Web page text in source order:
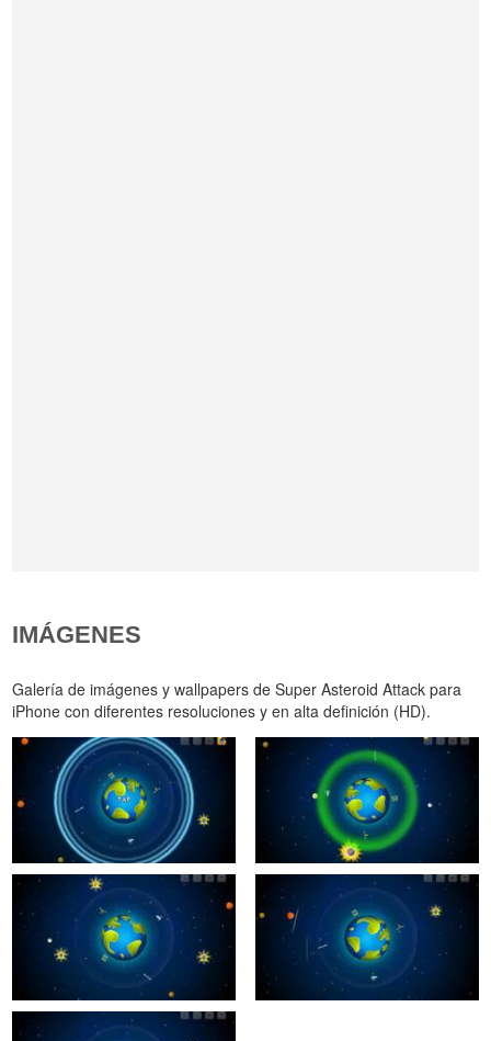
IMÁGENES
Galería de imágenes y wallpapers de Super Asteroid Attack para
iPhone con diferentes resoluciones y en alta definición (HD).